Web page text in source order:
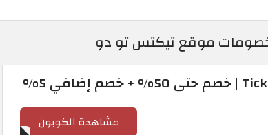
مشاهدة الكوبون